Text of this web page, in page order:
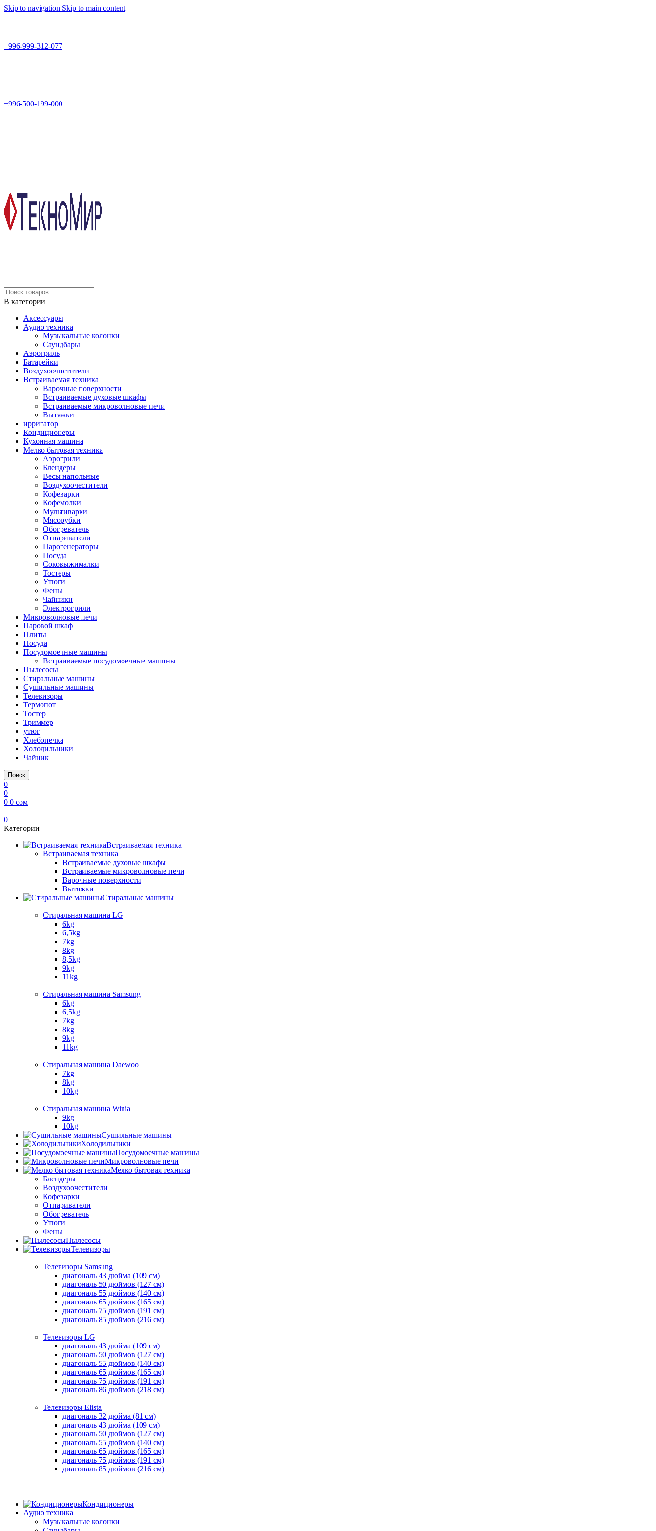
Skip to navigation Skip to main content
+996-999-312-077
+996-500-199-000
В категории
Аксессуары
Аудио техника
Музыкальные колонки
Саундбары
Аэрогриль
Батарейки
Воздухоочистители
Встраиваемая техника
Варочные поверхности
Встраиваемые духовые шкафы
Встраиваемые микроволновые печи
Вытяжки
ирригатор
Кондиционеры
Кухонная машина
Мелко бытовая техника
Аэрогрили
Блендеры
Весы напольные
Воздухоочестители
Кофеварки
Кофемолки
Мультиварки
Мясорубки
Обогреватель
Отпариватели
Парогенераторы
Посуда
Соковыжималки
Тостеры
Утюги
Фены
Чайники
Электрогрили
Микроволновые печи
Паровой шкаф
Плиты
Посуда
Посудомоечные машины
Встраиваемые посудомоечные машины
Пылесосы
Стиральные машины
Сушильные машины
Телевизоры
Термопот
Тостер
Триммер
утюг
Хлебопечка
Холодильники
Чайник
Поиск
0
0
0 0 сом
0
Категории
Встраиваемая техника
Встраиваемая техника
Встраиваемые духовые шкафы​
Встраиваемые микроволновые печи​
Варочные поверхности​
Вытяжки
Стиральные машины
Стиральная машина LG
6kg
6,5kg
7kg
8kg
8,5kg
9kg
11kg
Стиральная машина Samsung
6kg
6,5kg
7kg
8kg
9kg
11kg
Стиральная машина Daewoo
7kg
8kg
10kg
Стиральная машина Winia
9kg
10kg
Сушильные машины
Холодильники
Посудомоечные машины
Микроволновые печи
Мелко бытовая техника
Блендеры
Воздухоочестители
Кофеварки
Отпариватели
Обогреватель
Утюги
Фены
Пылесосы
Телевизоры
Телевизоры Samsung
диагональ 43 дюйма (109 см)
диагональ 50 дюймов (127 см)
диагональ 55 дюймов (140 cм)
диагональ 65 дюймов (165 cм)
диагональ 75 дюймов (191 см)
диагональ 85 дюймов (216 см)
Телевизоры LG
диагональ 43 дюйма (109 см)
диагональ 50 дюймов (127 см)
диагональ 55 дюймов (140 cм)
диагональ 65 дюймов (165 cм)
диагональ 75 дюймов (191 см)
диагональ 86 дюймов (218 см)
Телевизоры Elista
диагональ 32 дюйма (81 см)
диагональ 43 дюйма (109 см)
диагональ 50 дюймов (127 см)
диагональ 55 дюймов (140 cм)
диагональ 65 дюймов (165 cм)
диагональ 75 дюймов (191 см)
диагональ 85 дюймов (216 см)
Кондиционеры
Аудио техника
Музыкальные колонки